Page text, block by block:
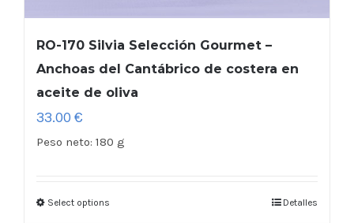
RO-170 Silvia Selección Gourmet –
Anchoas del Cantábrico de costera en
aceite de oliva
33.00 €
Peso neto: 180 g
Select options Detalles